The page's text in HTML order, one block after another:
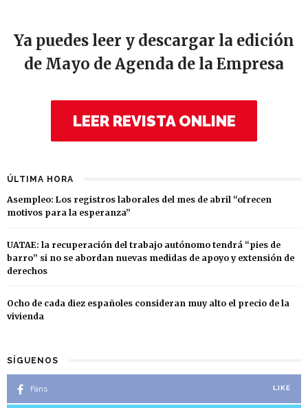
Ya puedes leer y descargar la edición
de Mayo de Agenda de la Empresa
LEER REVISTA ONLINE
ÚLTIMA HORA
Asempleo: Los registros laborales del mes de abril “ofrecen
motivos para la esperanza”
UATAE: la recuperación del trabajo autónomo tendrá “pies de
barro” si no se abordan nuevas medidas de apoyo y extensión de
derechos
Ocho de cada diez españoles consideran muy alto el precio de la
vivienda
SÍGUENOS
Fans LIKE